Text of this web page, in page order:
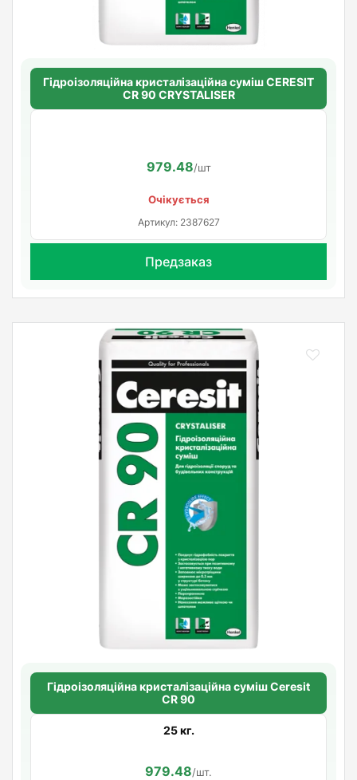
Гідроізоляційна кристалізаційна суміш CERESIT
CR 90 CRYSTALISER
979.48/шт
Очікується
Артикул: 2387627
Предзаказ
Гідроізоляційна кристалізаційна суміш Ceresit
CR 90
25 кг.
979.48/шт.